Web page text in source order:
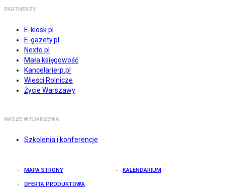
PARTNERZY
E-kiosk.pl
E-gazety.pl
Nexto.pl
Mała księgowość
Kancelarierp.pl
Wieści Rolnicze
Życie Warszawy
NASZE WYDARZENIA
Szkolenia i konferencje
MAPA STRONY KALENDARIUM
OFERTA PRODUKTOWA